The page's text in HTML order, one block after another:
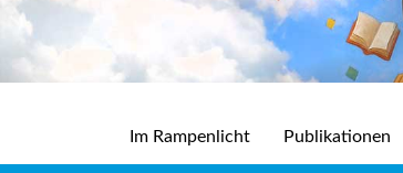
Im Rampenlicht Publikationen